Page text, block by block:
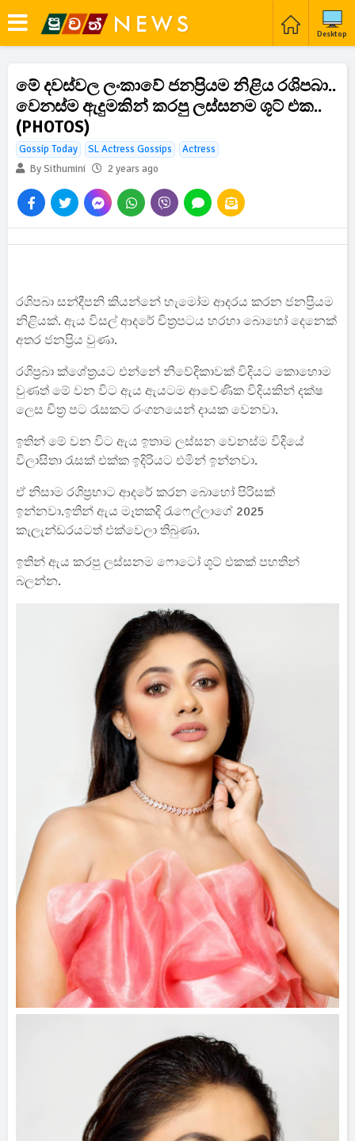
Desktop
මේ දවස්වල ලංකාවේ ජනප්‍රියම නිළිය රශිපබා..
වෙනස්ම ඇදුමකින් කරපු ලස්සනම ශූට් එක..
(PHOTOS)
Gossip Today SL Actress Gossips
Actress
By Sithumini
2 years ago
රශිපබා සන්දීපනි කියන්නේ හැමෝම ආදරය කරන ජනප්‍රියම
නිළියක්. ඇය විසල් ආදරේ චිත්‍රපටය හරහා බොහෝ දෙනෙක්
අතර ජනප්‍රිය වුණා.
රශිප්‍රබා ක්ශේත්‍රයට එන්නේ නිවේදිකාවක් විදියට කොහොම
වුණත් මේ වන විට ඇය ඇයටම ආවේණික විදියකින් දක්ෂ
ලෙස චිත්‍ර පට රැසකට රංගනයෙන් දායක වෙනවා.
ඉතින් මේ වන විට ඇය ඉතාම ලස්සන වෙනස්ම විදියේ
විලාසිතා රැසක් එක්ක ඉදිරියට එමින් ඉන්නවා.
ඒ නිසාම රශිප්‍රභාට ආදරේ කරන බොහෝ පිරිසක්
ඉන්නවා.ඉතින් ඇය මෑතකදි රැෆෙල්ලාගේ 2025
කැලැන්ඩරයටත් එක්වෙලා තිබුණා.
ඉතින් ඇය කරපු ලස්සනම ෆොටෝ ශූට් එකක් පහතින්
බලන්න.